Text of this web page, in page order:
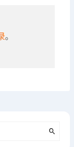
。